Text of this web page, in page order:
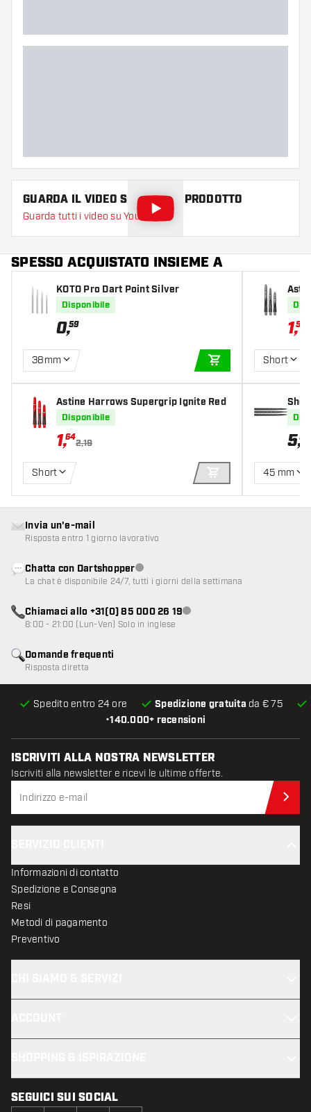
GUARDA IL VIDEO SU QUESTO PRODOTTO
Guarda tutti i video su YouTube
SPESSO ACQUISTATO INSIEME A
KOTO Pro Dart Point Silver
Disponibile
0,59
38mm
AGGIUNGI AL
Astine Harrows Supergrip Ignite Red
Disponibile
1,64
2,19
Short
AGGIUNGI AL
key
1,53
Short
5,95
45 mm
•140.000+ recensioni
Spedito entro 24 ore Spedizione gratuita da € 75
Domande frequenti
Risposta diretta
Invia un'e-mail
Risposta entro 1 giorno lavorativo
Chatta con DartshopperServizio clienti non disponibile
La chat è disponibile 24/7, tutti i giorni della settimana
Chiamaci allo +31(0) 85 000 26 19Servizio clienti non disponibile
8:00 - 21:00 (Lun-Ven) Solo in inglese
ISCRIVITI ALLA NOSTRA NEWSLETTER
Iscriviti alla newsletter e ricevi le ultime offerte.
Informazioni di contatto
Spedizione e Consegna
Resi
Metodi di pagamento
Preventivo
SEGUICI SUI SOCIAL